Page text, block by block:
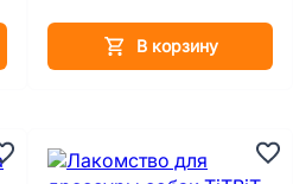
В корзину